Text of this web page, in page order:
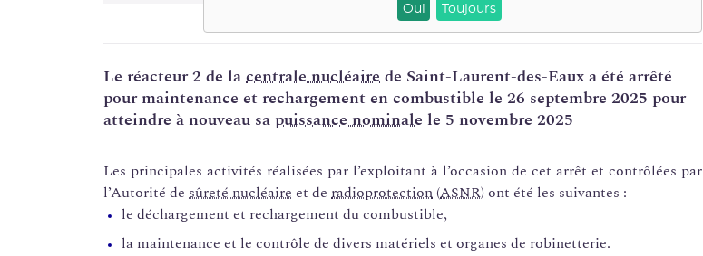
Oui Toujours
Le réacteur 2 de lacentrale nucléairede Saint-Laurent-des-Eaux a été arrêté
pour maintenance et rechargement en combustible le 26 septembre 2025 pour
atteindre à nouveau sa puissance nominale le 5 novembre 2025
Les principales activités réalisées par l’exploitant à l’occasion de cet arrêt et contrôlées par
l’Autorité de sûreté nucléaire et de radioprotection (ASNR) ont été les suivantes :
le déchargement et rechargement du combustible,
la maintenance et le contrôle de divers matériels et organes de robinetterie.